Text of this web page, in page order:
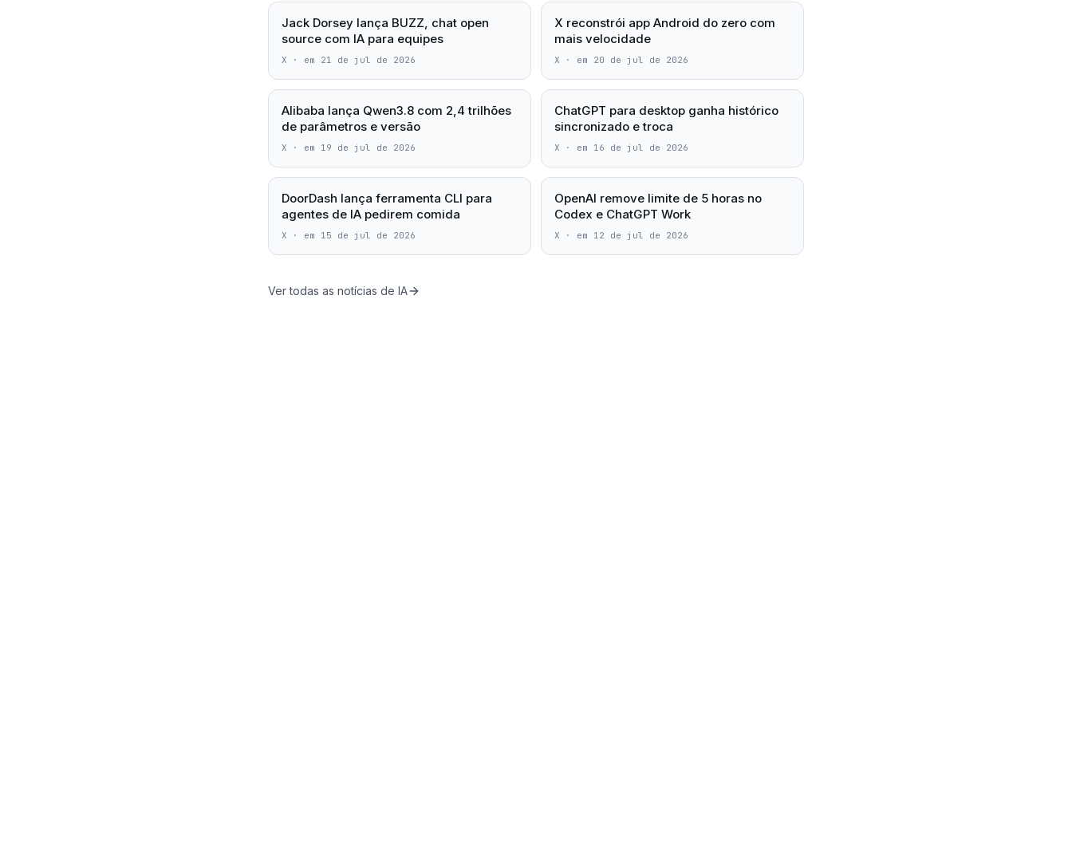
Jack Dorsey lança BUZZ, chat open
source com IA para equipes
X · em 21 de jul de 2026
X reconstrói app Android do zero com
mais velocidade
X · em 20 de jul de 2026
Alibaba lança Qwen3.8 com 2,4 trilhões
de parâmetros e versão
X · em 19 de jul de 2026
ChatGPT para desktop ganha histórico
sincronizado e troca
X · em 16 de jul de 2026
DoorDash lança ferramenta CLI para
agentes de IA pedirem comida
X · em 15 de jul de 2026
OpenAI remove limite de 5 horas no
Codex e ChatGPT Work
X · em 12 de jul de 2026
Ver todas as notícias de IA